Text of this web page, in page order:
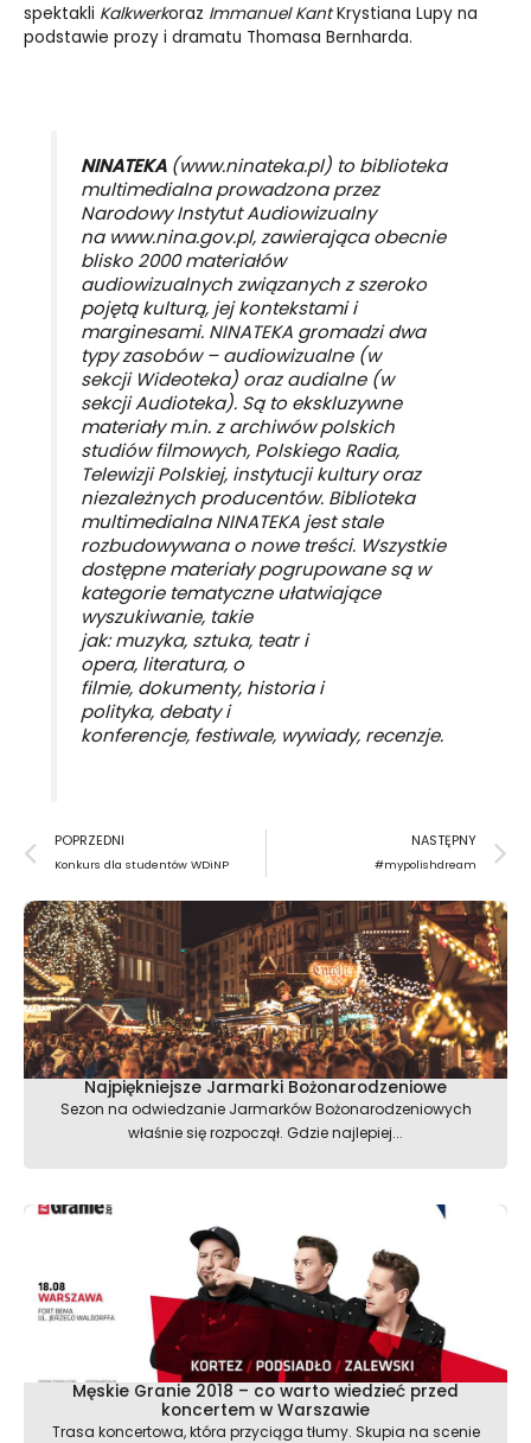
spektakli Kalkwerkoraz Immanuel KantKrystiana Lupy na
podstawie prozy i dramatu Thomasa Bernharda.
NINATEKA(www.ninateka.pl) to biblioteka
multimedialna prowadzona przez
Narodowy Instytut Audiowizualny
na www.nina.gov.pl, zawierająca obecnie
blisko 2000 materiałów
audiowizualnych związanych z szeroko
pojętą kulturą, jej kontekstami i
marginesami. NINATEKA gromadzi dwa
typy zasobów – audiowizualne (w
sekcji Wideoteka) oraz audialne (w
sekcji Audioteka). Są to ekskluzywne
materiały m.in. z archiwów polskich
studiów filmowych, Polskiego Radia,
Telewizji Polskiej, instytucji kultury oraz
niezależnych producentów. Biblioteka
multimedialna NINATEKA jest stale
rozbudowywana o nowe treści. Wszystkie
dostępne materiały pogrupowane są w
kategorie tematyczne ułatwiające
wyszukiwanie, takie
jak: muzyka, sztuka, teatr i
opera, literatura, o
filmie, dokumenty, historia i
polityka, debaty i
konferencje, festiwale, wywiady, recenzje.
Prev
POPRZEDNI
Konkurs dla studentów WDiNP
NASTĘPNY
#mypolishdream
Najpiękniejsze Jarmarki Bożonarodzeniowe
Sezon na odwiedzanie Jarmarków Bożonarodzeniowych
właśnie się rozpoczął. Gdzie najlepiej...
Męskie Granie 2018 – co warto wiedzieć przed
koncertem w Warszawie
Trasa koncertowa, która przyciąga tłumy. Skupia na scenie